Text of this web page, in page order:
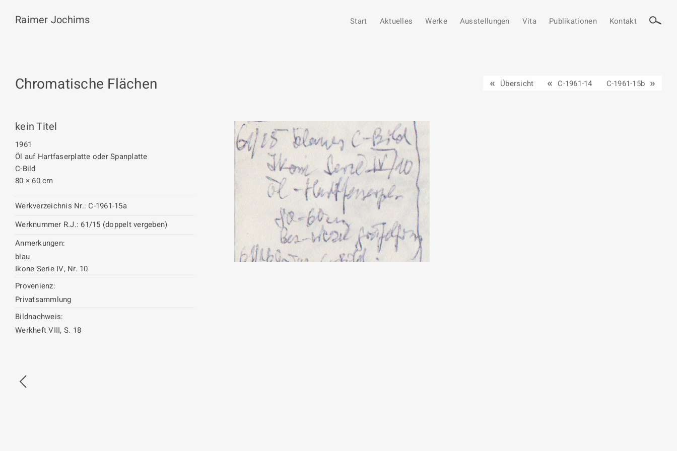
Raimer Jochims Start Aktuelles Werke Ausstellungen Vita Publikationen Kontakt
Chromatische Flächen Übersicht C-1961-14 C-1961-15b
kein Titel
1961
Öl auf Hartfaserplatte oder Spanplatte
C-Bild
80 × 60 cm
Werkverzeichnis Nr.: C-1961-15a
Werknummer R.J.: 61/15 (doppelt vergeben)
Anmerkungen:
blau
Ikone Serie IV, Nr. 10
Provenienz:
Privatsammlung
Bildnachweis:
Werkheft VIII, S. 18